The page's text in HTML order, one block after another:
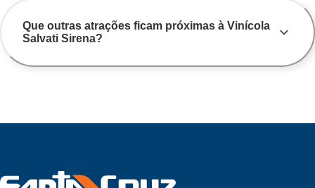
Que outras atrações ficam próximas à Vinícola
Salvati Sirena?